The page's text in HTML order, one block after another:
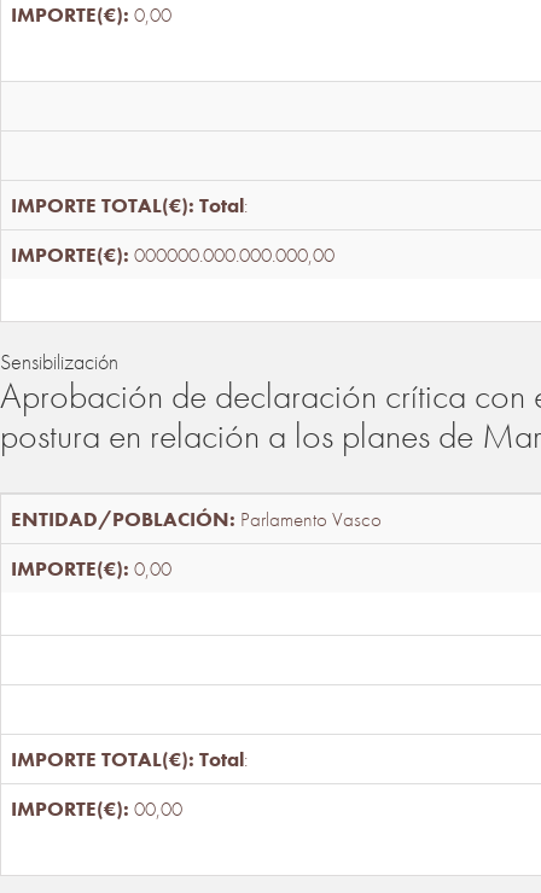
0,00
Total:
000000.000.000.000,00
Sensibilización
Aprobación de declaración crítica con
postura en relación a los planes de
Parlamento Vasco
0,00
Total:
00,00